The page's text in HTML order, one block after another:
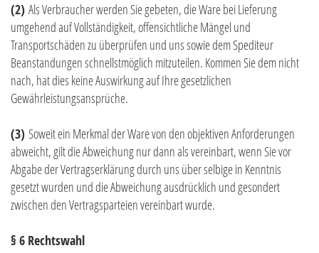
(2) Als Verbraucher werden Sie gebeten, die Ware bei Lieferung
umgehend auf Vollständigkeit, offensichtliche Mängel und
Transportschäden zu überprüfen und uns sowie dem Spediteur
Beanstandungen schnellstmöglich mitzuteilen. Kommen Sie dem nicht
nach, hat dies keine Auswirkung auf Ihre gesetzlichen
Gewährleistungsansprüche.
(3) Soweit ein Merkmal der Ware von den objektiven Anforderungen
abweicht, gilt die Abweichung nur dann als vereinbart, wenn Sie vor
Abgabe der Vertragserklärung durch uns über selbige in Kenntnis
gesetzt wurden und die Abweichung ausdrücklich und gesondert
zwischen den Vertragsparteien vereinbart wurde.
§ 6 Rechtswahl